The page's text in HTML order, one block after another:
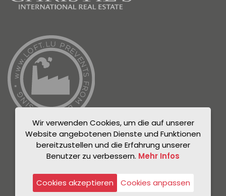
Datenschutzrichtlinie
Rechtlicher Hinweis
Wir verwenden Cookies, um die auf unserer
Website angebotenen Dienste und Funktionen
bereitzustellen und die Erfahrung unserer
Benutzer zu verbessern. Mehr Infos
Cookies akzeptieren Cookies anpassen